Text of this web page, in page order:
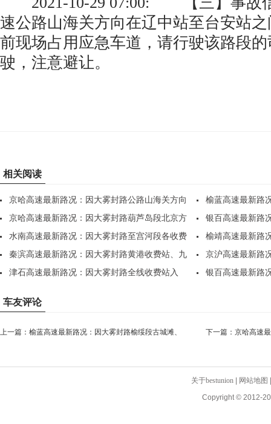
速公路山海关方向在辽中站至台安站
前现场占用应急车道，请行驶该路段
驶，注意避让。
相关阅读
京哈高速最新路况：因大雾封路公路山海关方向
K..
榆蓝高速最新路
牛..
京哈高速最新路况：因大雾封路葫芦岛段北京方
向..
银百高速最新路
收..
水南高速最新路况：因大雾封路至宫河段各收费
站..
榆靖高速最新路
界..
秦滨高速最新路况：因大雾封路黄港收费站、九
大..
京沪高速最新路
限..
津石高速最新路况：因大雾封路全线收费站入
银百高速最新路
车友评论
上一篇： 榆蓝高速最新路况：因大雾封路榆绥段古城滩、
下一篇： 京哈高速
关于bestunion 网站地图
Copyright © 2012-